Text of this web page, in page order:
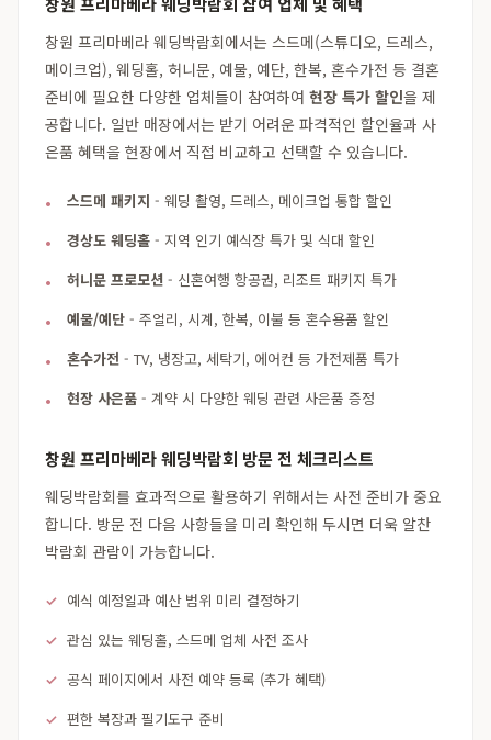
창원 프리마베라 웨딩박람회에서는 스드메(스튜디오, 드레스,
메이크업), 웨딩홀, 허니문, 예물, 예단, 한복, 혼수가전 등 결혼
준비에 필요한 다양한 업체들이 참여하여 현장 특가 할인을 제
공합니다. 일반 매장에서는 받기 어려운 파격적인 할인율과 사
은품 혜택을 현장에서 직접 비교하고 선택할 수 있습니다.
스드메 패키지 - 웨딩 촬영, 드레스, 메이크업 통합 할인
경상도 웨딩홀 - 지역 인기 예식장 특가 및 식대 할인
허니문 프로모션 - 신혼여행 항공권, 리조트 패키지 특가
예물/예단 - 주얼리, 시계, 한복, 이불 등 혼수용품 할인
혼수가전 - TV, 냉장고, 세탁기, 에어컨 등 가전제품 특가
현장 사은품 - 계약 시 다양한 웨딩 관련 사은품 증정
창원 프리마베라 웨딩박람회 방문 전 체크리스트
웨딩박람회를 효과적으로 활용하기 위해서는 사전 준비가 중요
합니다. 방문 전 다음 사항들을 미리 확인해 두시면 더욱 알찬
박람회 관람이 가능합니다.
예식 예정일과 예산 범위 미리 결정하기
관심 있는 웨딩홀, 스드메 업체 사전 조사
공식 페이지에서 사전 예약 등록 (추가 혜택)
편한 복장과 필기도구 준비